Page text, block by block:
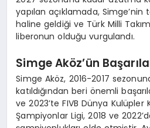
yapılan açıklamada, Simge’nin
haline geldiği ve Türk Milli
liberonun olduğu vurgulandı.
Simge Aköz’ün
Simge Aköz, 2016-2017
katıldığından beri önemli
ve 2023’te FIVB Dünya Kulüpler
Şampiyonlar Ligi, 2018 ve